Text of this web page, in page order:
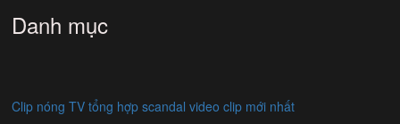
Danh mục
Clip nóng TV tổng hợp scandal video clip mới nhất